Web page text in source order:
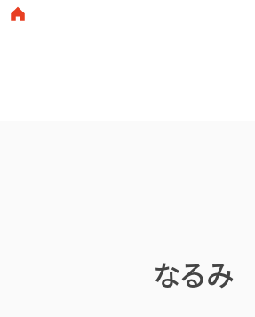
なるみ